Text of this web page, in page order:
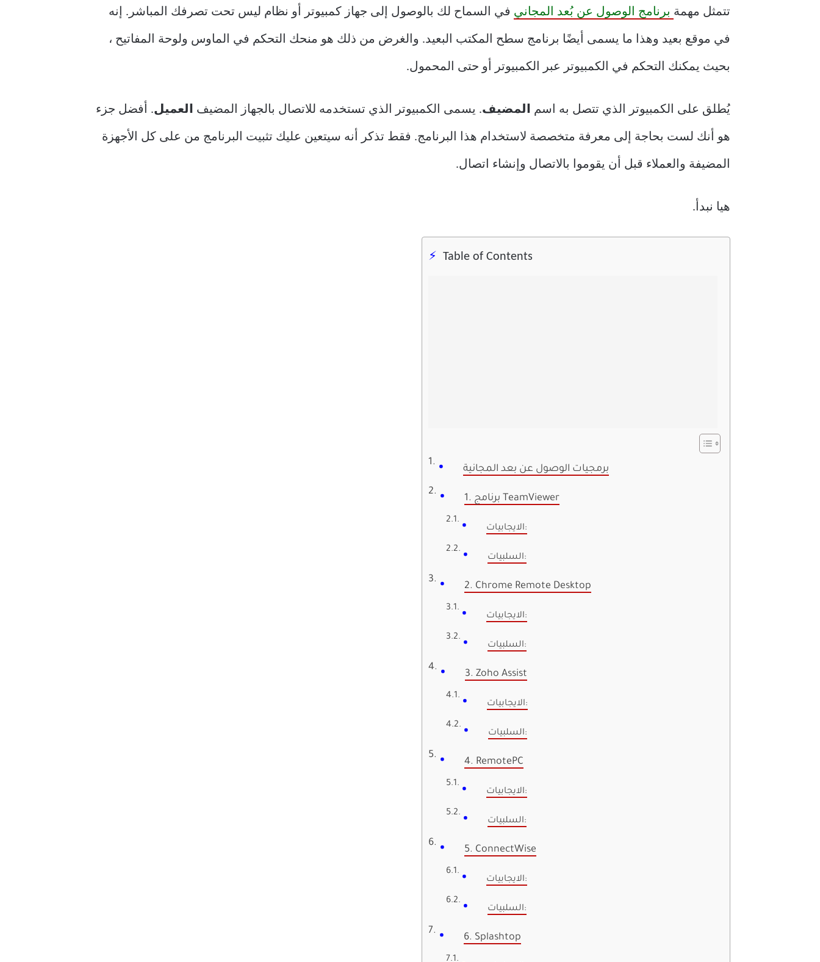
تتمثل مهمة برنامج الوصول عن بُعد المجاني في السماح لك بالوصول إلى جهاز كمبيوتر أو نظام ليس تحت تصرفك المباشر. إنه
في موقع بعيد وهذا ما يسمى أيضًا برنامج سطح المكتب البعيد. والغرض من ذلك هو منحك التحكم في الماوس ولوحة المفاتيح ،
بحيث يمكنك التحكم في الكمبيوتر عبر الكمبيوتر أو حتى المحمول.
يُطلق على الكمبيوتر الذي تتصل به اسم المضيف. يسمى الكمبيوتر الذي تستخدمه للاتصال بالجهاز المضيف العميل. أفضل جزء
هو أنك لست بحاجة إلى معرفة متخصصة لاستخدام هذا البرنامج. فقط تذكر أنه سيتعين عليك تثبيت البرنامج من على كل الأجهزة
المضيفة والعملاء قبل أن يقوموا بالاتصال وإنشاء اتصال.
هيا نبدأ.
Table of Contents
برمجيات الوصول عن بعد المجانية
1. برنامج TeamViewer
الايجابيات:
السلبيات:
2. Chrome Remote Desktop
الايجابيات:
السلبيات:
3. Zoho Assist
الايجابيات:
السلبيات:
4. RemotePC
الايجابيات:
السلبيات:
5. ConnectWise
الايجابيات:
السلبيات:
6. Splashtop